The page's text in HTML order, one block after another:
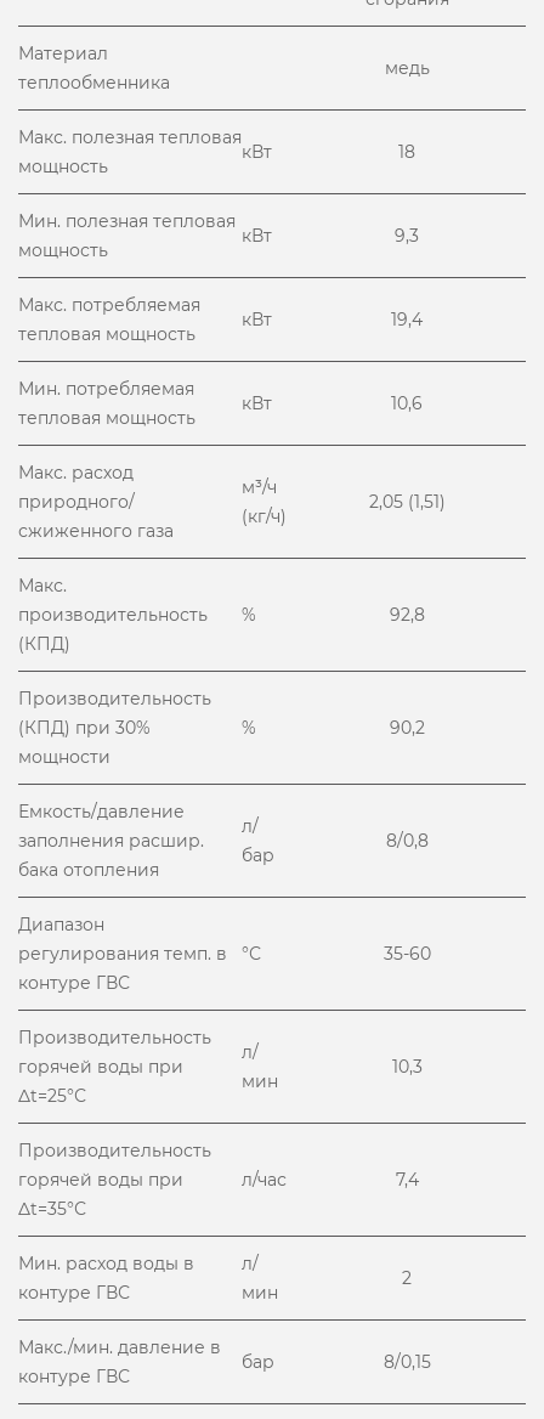
Материал
теплообменника
медь
Макс. полезная тепловая
мощность
кВт 18
Мин. полезная тепловая
мощность
кВт 9,3
Макс. потребляемая
тепловая мощность
кВт 19,4
Мин. потребляемая
тепловая мощность
кВт 10,6
Макс. расход
природного/
сжиженного газа
м³/ч
(кг/ч)
2,05 (1,51)
Макс.
производительность
(КПД)
% 92,8
Производительность
(КПД) при 30%
мощности
% 90,2
Емкость/давление
заполнения расшир.
бака отопления
л/
бар
8/0,8
Диапазон
регулирования темп. в
контуре ГВС
°С 35-60
Производительность
горячей воды при
Δt=25°С
л/
мин
10,3
Производительность
горячей воды при
Δt=35°С
л/час 7,4
Мин. расход воды в
контуре ГВС
л/
мин
2
Макс./мин. давление в
контуре ГВС
бар 8/0,15